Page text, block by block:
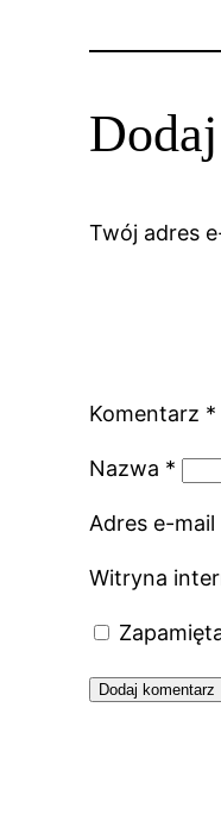
Twój adres
Komentarz *
Nazwa *
Adres e-mail
Witryna